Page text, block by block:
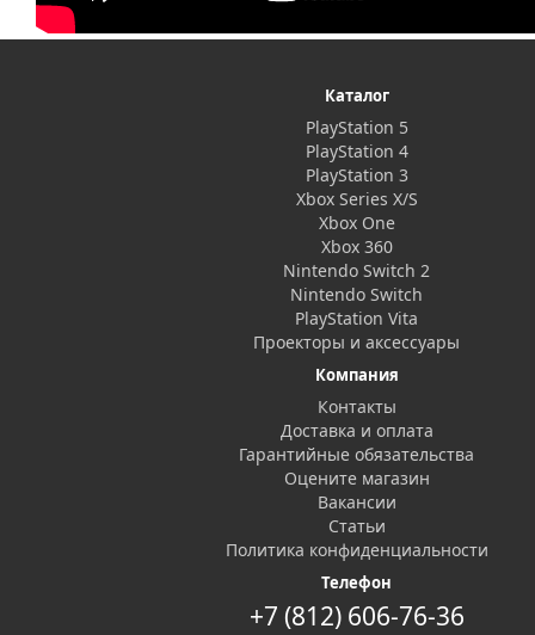
Каталог
PlayStation 5
PlayStation 4
PlayStation 3
Xbox Series X/S
Xbox One
Xbox 360
Nintendo Switch 2
Nintendo Switch
PlayStation Vita
Проекторы и аксессуары
Компания
Контакты
Доставка и оплата
Гарантийные обязательства
Оцените магазин
Вакансии
Статьи
Политика конфиденциальности
Телефон
+7 (812) 606-76-36